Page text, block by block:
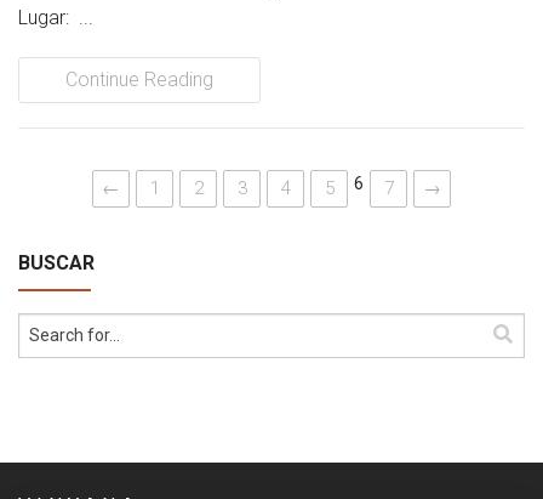
Lugar: ...
Continue Reading
← 1 2 3 4 5 6 7 →
BUSCAR